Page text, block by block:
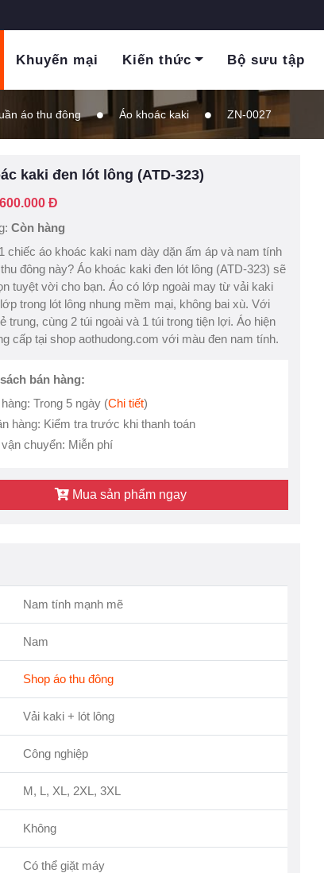
Khuyến mại Kiến thức Bộ sưu tập
áo thu đông Áo khoác kaki ZN-0027
kaki đen lót lông (ATD-323)
600.000 Đ
Còn hàng
chiếc áo khoác kaki nam dày dặn ấm áp và nam tính
đông này? Áo khoác kaki đen lót lông (ATD-323) sẽ
tuyệt vời cho bạn. Áo có lớp ngoài may từ vải kaki
trong lót lông nhung mềm mại, không bai xù. Với
trung, cùng 2 túi ngoài và 1 túi trong tiện lợi. Áo hiện
cấp tại shop aothudong.com với màu đen nam tính.
bán hàng:
Trong 5 ngày (Chi tiết)
hàng: Kiểm tra trước khi thanh toán
chuyển: Miễn phí
Mua sản phẩm ngay
Nam tính mạnh mẽ
Nam
Shop áo thu đông
Vải kaki + lót lông
Công nghiệp
M, L, XL, 2XL, 3XL
Không
Có thể giặt máy